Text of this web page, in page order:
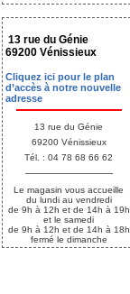
13 rue du Génie
69200 Vénissieux
Cliquez ici pour le plan
d’accès à notre nouvelle
adresse
13 rue du Génie
69200 Vénissieux
Tél. : 04 78 68 66 62
Le magasin vous accueille
du lundi au vendredi
de 9h à 12h et de 14h à 19h
et le samedi
de 9h à 12h et de 14h à 18h
fermé le dimanche